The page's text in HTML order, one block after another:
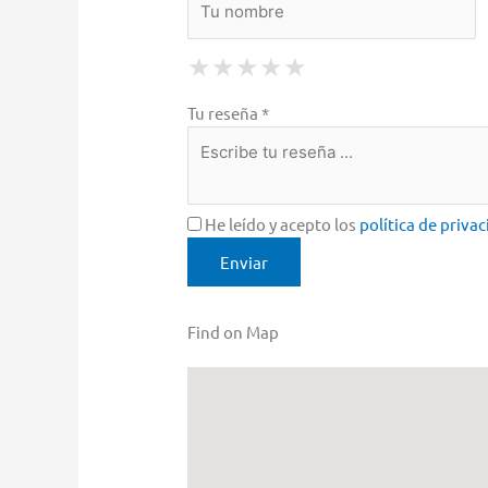
★ 1 Star
★ ★ 2 Stars
★ ★ ★ 3 Stars
★ ★ ★ ★ 4 Stars
★ ★ ★ ★ ★
Tu reseña *
He leído y acepto los política de
Find on Map